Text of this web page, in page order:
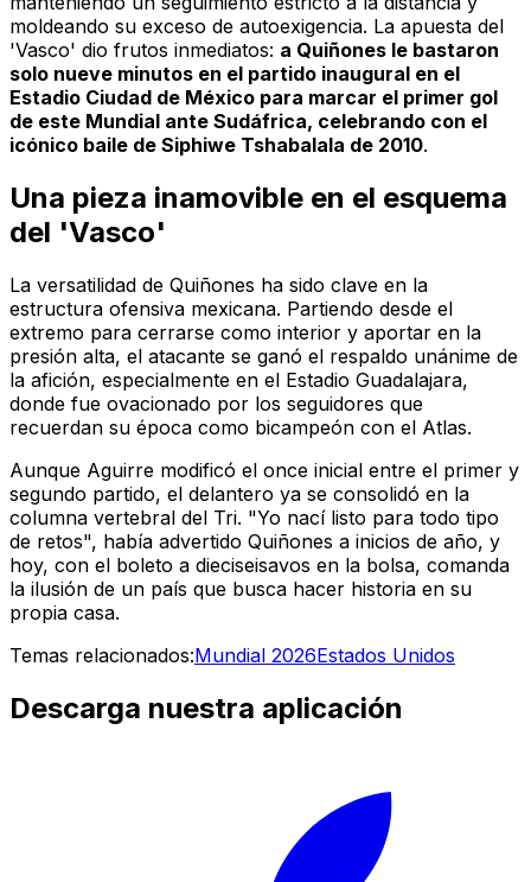
moldeando su exceso de autoexigencia. La apuesta del
'Vasco' dio frutos inmediatos: a Quiñones le bastaron
solo nueve minutos en el partido inaugural en el
Estadio Ciudad de México para marcar el primer gol
de este Mundial ante Sudáfrica, celebrando con el
icónico baile de Siphiwe Tshabalala de 2010.
Una pieza inamovible en el esquema
del 'Vasco'
La versatilidad de Quiñones ha sido clave en la
estructura ofensiva mexicana. Partiendo desde el
extremo para cerrarse como interior y aportar en la
presión alta, el atacante se ganó el respaldo unánime de
la afición, especialmente en el Estadio Guadalajara,
donde fue ovacionado por los seguidores que
recuerdan su época como bicampeón con el Atlas.
Aunque Aguirre modificó el once inicial entre el primer y
segundo partido, el delantero ya se consolidó en la
columna vertebral del Tri. "Yo nací listo para todo tipo
de retos", había advertido Quiñones a inicios de año, y
hoy, con el boleto a dieciseisavos en la bolsa, comanda
la ilusión de un país que busca hacer historia en su
propia casa.
Temas relacionados:Mundial 2026Estados Unidos
Descarga nuestra aplicación